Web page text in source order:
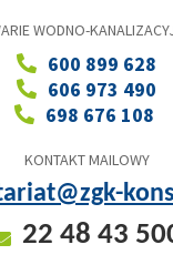
WODNO-
600 899 628
606 973 490
698 676 108
KONTAKT MAILOWY
22 48 43